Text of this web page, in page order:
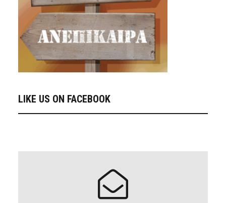
LIKE US ON FACEBOOK